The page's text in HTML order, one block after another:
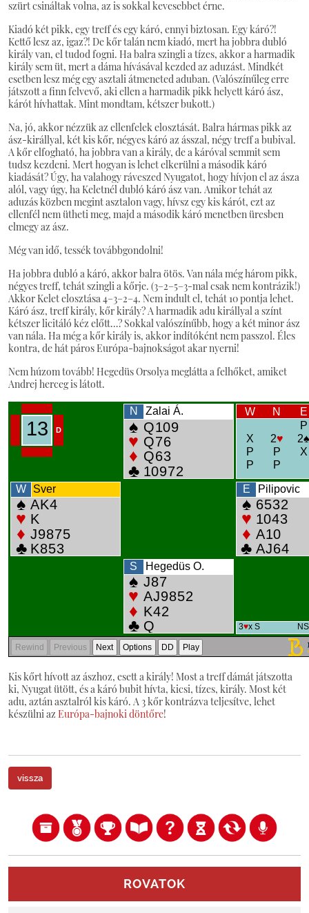
szürt csináltak volna, az is sokkal kevesebbet érne.
Kiadó két pikk, egy treff és egy káró, ennyi biztosan. Egy káró?!
Kettő lesz az, igaz?! De kőr talán nem kiadó, mert ha jobbra dubló
király van, el tudod fogni. Ha balra szingli a tízes, akkor a harmadik
király sem üt, mert a dáma hívásával kezded az aduzást. Mindkét
esetben lesz még egy asztali átmeneted aduban. (Valószínűleg erre
játszott a finn felvevő, aki ellen a harmadik pikk helyett káró ász,
kárót hívhattak. Mint mondtam, kétszer bukott.)
Na, jó, akkor nézzük az ellenfelek elosztását. Balra hármas pikk az
ász-királlyal, két kis kőr, négyes káró az ásszal, négy treff a bubival.
A kőr elfogható, ha jobbra van a király, de a káróval semmit sem
tudsz kezdeni. Mert hogyan is lehet elkerülni a második káró
kiadását? Úgy, ha valahogy ráveszed Nyugatot, hogy hívjon el az ásza
alól, vagy úgy, ha Keletnél dubló káró ász van. Amikor tehát az
aduzás közben megint asztalon vagy, hívsz egy kis kárót, ezt az
ellenfél nem ütheti meg, majd a második káró menetben üresben
elmegy az ász.
Még van idő, tessék továbbgondolni!
Ha jobbra dubló a káró, akkor balra ötös. Van nála még három pikk,
négyes treff, tehát szingli a kőrje. (3–2–5–3-mal csak nem kontrázik!)
Akkor Kelet elosztása 4–3–2–4. Nem indult el, tehát 10 pontja lehet.
Káró ász, treff király, kőr király? A harmadik adu királlyal a színt
kétszer licitáló kéz előtt…? Sokkal valószínűbb, hogy a két minor ász
van nála. Ha még a kőr király is, akkor indítóként nem passzol. Éles
kontra, de hát páros Európa-bajnokságot akar nyerni!
Nem húzom tovább! Hegedüs Orsolya meglátta a felhőket, amiket
Andrej herceg is látott.
Kis kőrt hívott az ászhoz, esett a király! Most a treff dámát játszotta
ki, Nyugat ütött, és a káró bubit hívta, kicsi, tízes, király. Most két
adu, aztán asztalról kis káró. A 3 kőr kontrázva teljesítve, lehet
készülni az Európa-bajnoki döntőre!
vissza
ROVATOK